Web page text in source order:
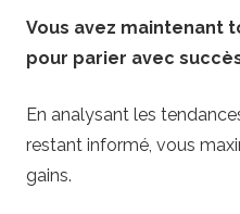
Vous avez maintenant
pour parier avec
En analysant les
restant informé, vous
gains.